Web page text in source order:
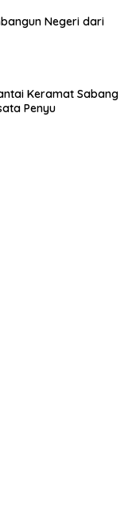
Negeri dari
Keramat Sabang
Penyu